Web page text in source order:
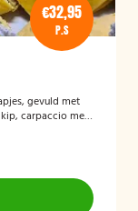
€32,95
P.S
gevuld met
carpaccio met